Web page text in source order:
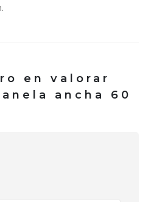
en valorar
ancha 60